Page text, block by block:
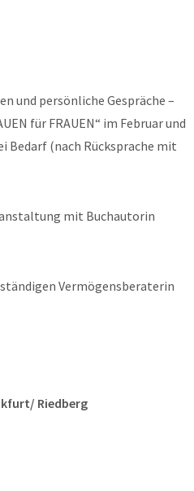
und persönliche Gespräche –
für FRAUEN“ im Februar und
Bedarf (nach Rücksprache mit
mit Buchautorin
Vermögensberaterin
Riedberg